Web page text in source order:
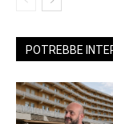
POTREBBE